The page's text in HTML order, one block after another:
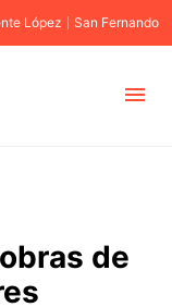
López San Fernando
de